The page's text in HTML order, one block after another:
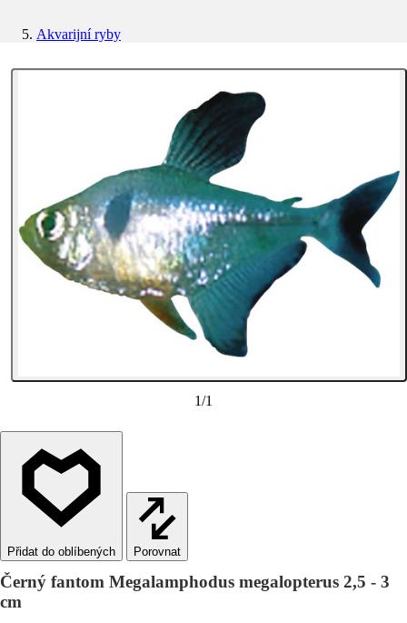
Akvarijní ryby
1/1
Porovnat
Černý fantom Megalamphodus megalopterus 2,5 - 3
cm